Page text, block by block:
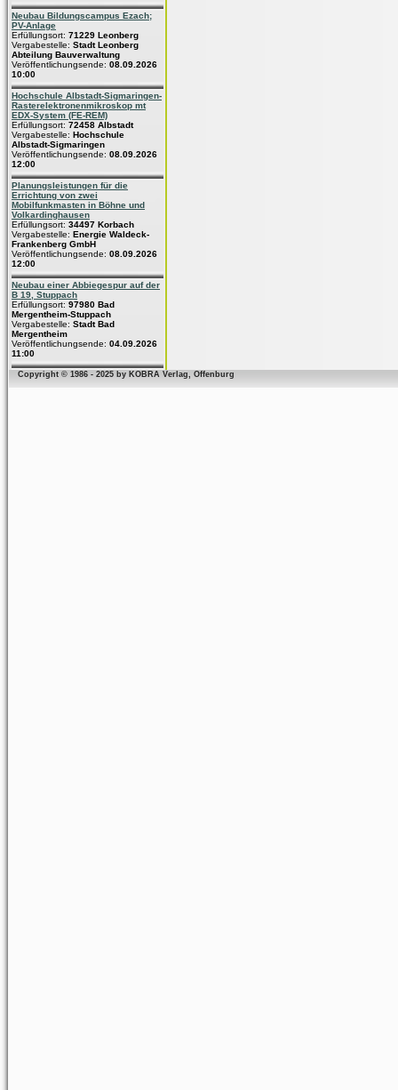
Neubau Bildungscampus Ezach;
PV-Anlage
Erfüllungsort: 71229 Leonberg
Vergabestelle: Stadt Leonberg
Abteilung Bauverwaltung
Veröffentlichungsende: 08.09.2026
10:00
Hochschule Albstadt-Sigmaringen-
Rasterelektronenmikroskop mt
EDX-System (FE-REM)
Erfüllungsort: 72458 Albstadt
Vergabestelle: Hochschule
Albstadt-Sigmaringen
Veröffentlichungsende: 08.09.2026
12:00
Planungsleistungen für die
Errichtung von zwei
Mobilfunkmasten in Böhne und
Volkardinghausen
Erfüllungsort: 34497 Korbach
Vergabestelle: Energie Waldeck-
Frankenberg GmbH
Veröffentlichungsende: 08.09.2026
12:00
Neubau einer Abbiegespur auf der
B 19, Stuppach
Erfüllungsort: 97980 Bad
Mergentheim-Stuppach
Vergabestelle: Stadt Bad
Mergentheim
Veröffentlichungsende: 04.09.2026
11:00
Copyright © 1986 - 2025 by KOBRA Verlag, Offenburg